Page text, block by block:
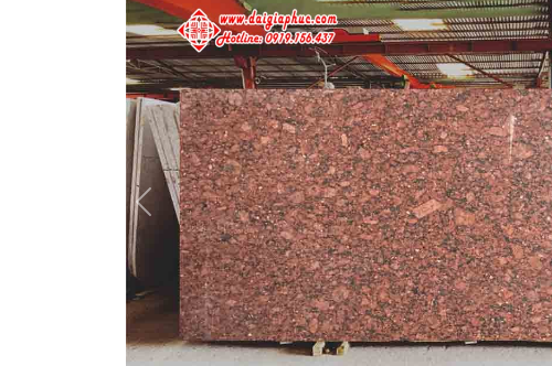
Previous